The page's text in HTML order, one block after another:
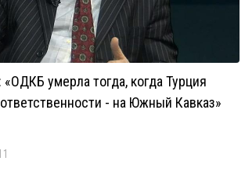
умерла тогда, когда Турция
- на Южный Кавказ»